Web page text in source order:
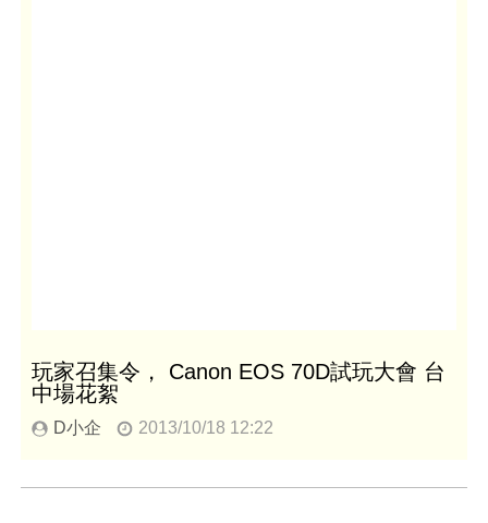
玩家召集令， Canon EOS 70D試玩大會 台
中場花絮
D小企 2013/10/18 12:22